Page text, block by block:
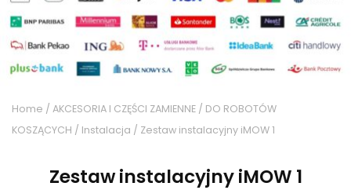
Home / AKCESORIA I CZĘŚCI ZAMIENNE / DO ROBOTÓW
KOSZĄCYCH / Instalacja / Zestaw instalacyjny iMOW 1
Zestaw instalacyjny iMOW 1